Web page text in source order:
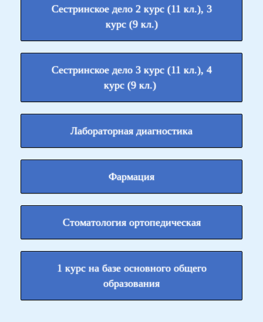
Сестринское дело 2 курс (11 кл.), 3
курс (9 кл.)
Сестринское дело 3 курс (11 кл.), 4
курс (9 кл.)
Лабораторная диагностика
Фармация
Стоматология ортопедическая
1 курс на базе основного общего
образования